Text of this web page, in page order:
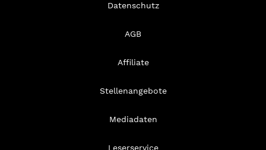
Datenschutz
AGB
Affiliate
Stellenangebote
Mediadaten
Leserservice